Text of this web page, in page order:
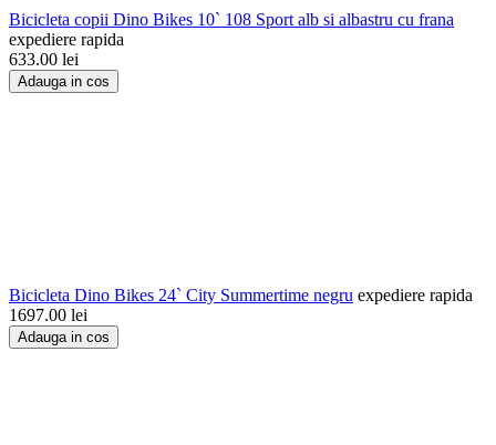
Bicicleta copii Dino Bikes 10` 108 Sport alb si albastru cu frana
expediere rapida
633.00 lei
Adauga in cos
Bicicleta Dino Bikes 24` City Summertime negru expediere rapida
1697.00 lei
Adauga in cos